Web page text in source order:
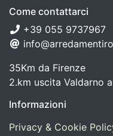
Come contattarci
+39 055 9737967
35Km da Firenze
2.km uscita Valdarno
Informazioni
Privacy & Cookie